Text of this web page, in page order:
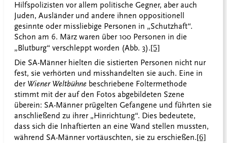
Hilfspolizisten vor allem politische Gegner, aber auch
Juden, Ausländer und andere ihnen oppositionell
gesinnte oder missliebige Personen in „Schutzhaft“.
Schon am 6. März waren über 100 Personen in die
„Blutburg“ verschleppt worden (Abb. 3).[5]
Die SA-Männer hielten die sistierten Personen nicht nur
fest, sie verhörten und misshandelten sie auch. Eine in
der Wiener Weltbühne beschriebene Foltermethode
stimmt mit der auf den Fotos abgebildeten Szene
überein: SA-Männer prügelten Gefangene und führten sie
anschließend zu ihrer „Hinrichtung“. Dies bedeutete,
dass sich die Inhaftierten an eine Wand stellen mussten,
während SA-Männer vortäuschten, sie zu erschießen.[6]